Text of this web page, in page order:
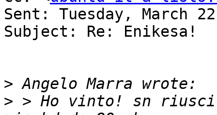
Sent: Tuesday, March
Subject: Re: Enikesa!
>
> > Ho vinto! sn